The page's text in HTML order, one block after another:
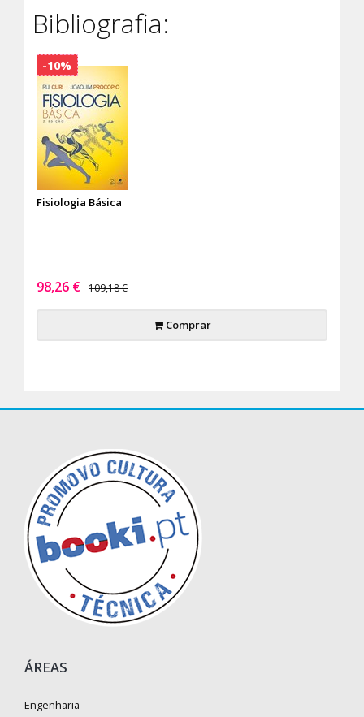
Bibliografia:
Fisiologia Básica
98,26 € 109,18 €
Comprar
-10%
ÁREAS
Engenharia